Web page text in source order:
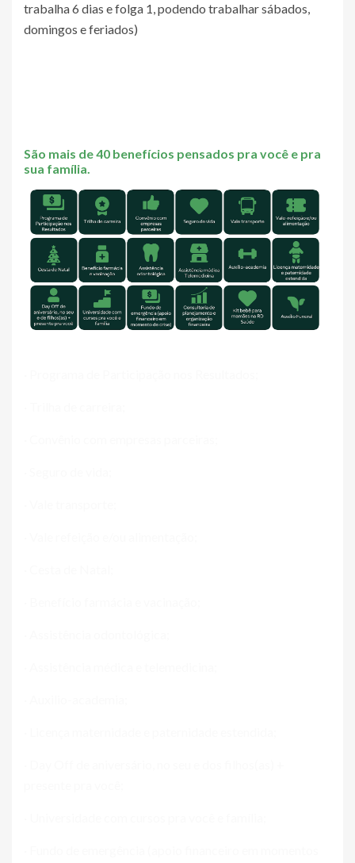
trabalha 6 dias e folga 1, podendo trabalhar sábados,
domingos e feriados)
São mais de 40 benefícios pensados pra você e pra
sua família.